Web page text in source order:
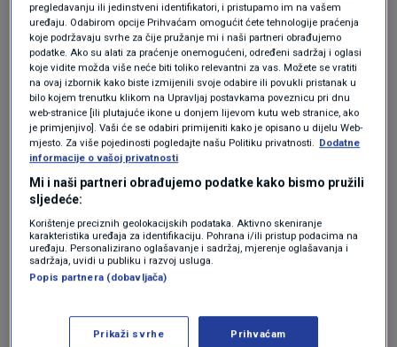
Oglas
pregledavanju ili jedinstveni identifikatori, i pristupamo im na vašem
uređaju. Odabirom opcije Prihvaćam omogućit ćete tehnologije praćenja
koje podržavaju svrhe za čije pružanje mi i naši partneri obrađujemo
podatke. Ako su alati za praćenje onemogućeni, određeni sadržaj i oglasi
koje vidite možda više neće biti toliko relevantni za vas. Možete se vratiti
na ovaj izbornik kako biste izmijenili svoje odabire ili povukli pristanak u
bilo kojem trenutku klikom na Upravljaj postavkama poveznicu pri dnu
web-stranice [ili plutajuće ikone u donjem lijevom kutu web stranice, ako
je primjenjivo]. Vaši će se odabiri primijeniti kako je opisano u dijelu Web-
mjesto. Za više pojedinosti pogledajte našu Politiku privatnosti. Dodatne
informacije o vašoj privatnosti
Mi i naši partneri obrađujemo podatke kako bismo pružili
sljedeće:
Korištenje preciznih geolokacijskih podataka. Aktivno skeniranje
karakteristika uređaja za identifikaciju. Pohrana i/ili pristup podacima na
uređaju. Personalizirano oglašavanje i sadržaj, mjerenje oglašavanja i
sadržaja, uvidi u publiku i razvoj usluga.
Popis partnera (dobavljača)
Prikaži svrhe Prihvaćam